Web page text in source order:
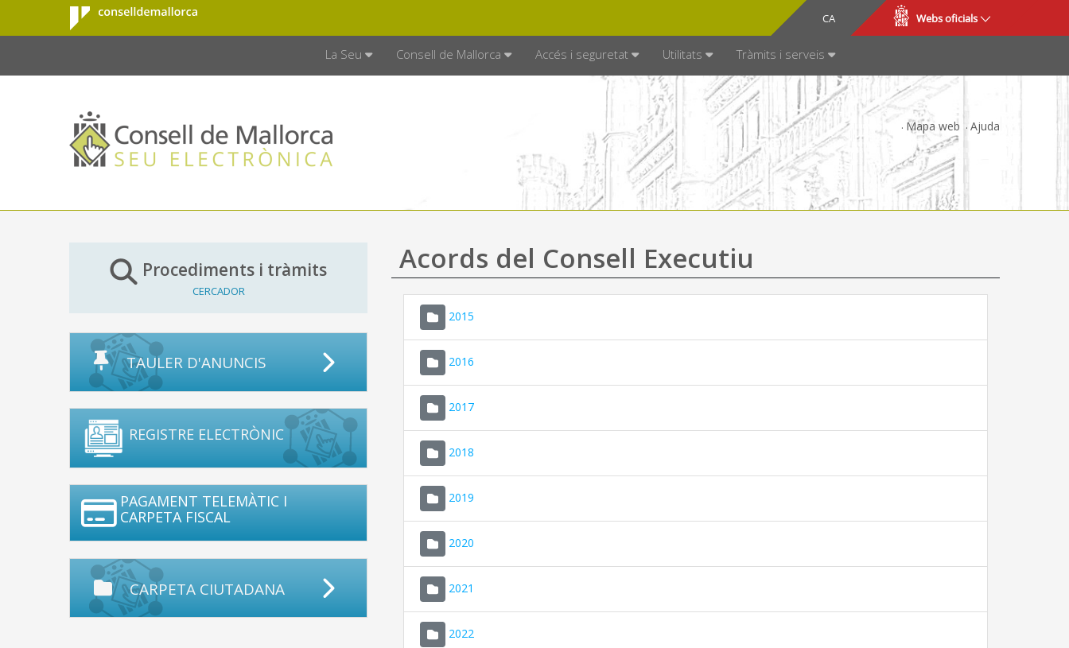
Salta al contingut principal
Consell de
Mallorca
CA
ES Webs oficials
La Seu Consell de Mallorca Accés i seguretat Utilitats Tràmits i serveis
Mapa web Ajuda
Procediments i tràmits
CERCADOR
TAULER D'ANUNCIS
REGISTRE ELECTRÒNIC
PAGAMENT TELEMÀTIC I
CARPETA FISCAL
CARPETA CIUTADANA
Acords del Consell Executiu
2015
2016
2017
2018
2019
2020
2021
2022